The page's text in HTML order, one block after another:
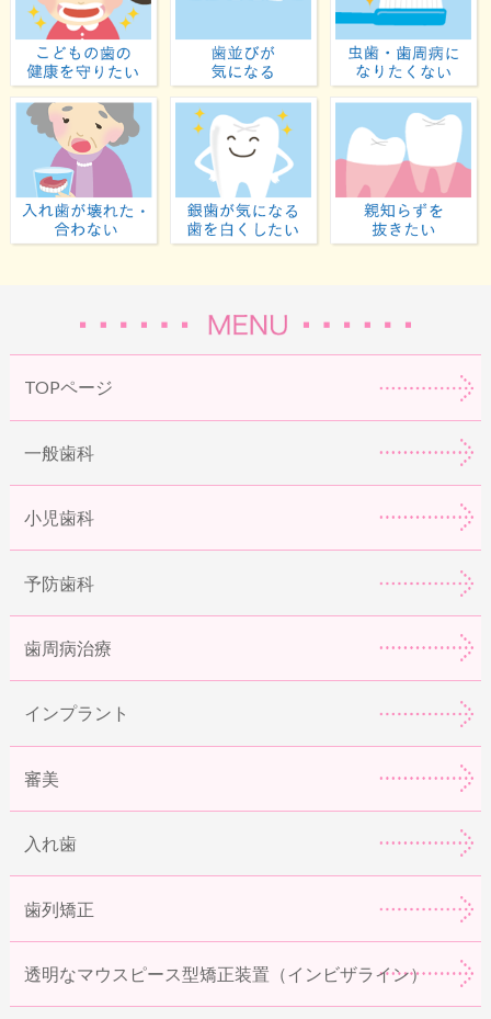
子どもの歯の健康を守りたい歯並びが気になる
入れ歯が壊れた・合わない虫歯が気になる・歯
TOPページ
一般歯科
小児歯科
予防歯科
歯周病治療
インプラント
審美
入れ歯
歯列矯正
透明なマウスピース型矯正装置（インビザライン）